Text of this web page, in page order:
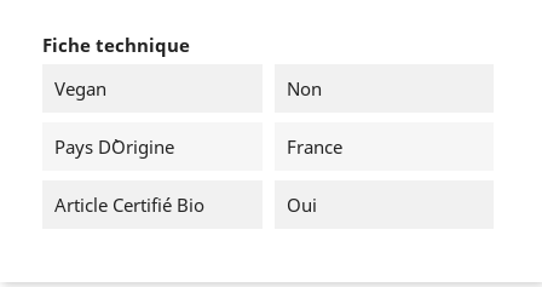
Fiche technique
Vegan
Non
Pays D`origine France
Article Certifié Bio Oui